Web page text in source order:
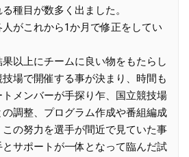
種目が数多く出ました。
がこれから1か月で修正をしてい
以上にチームに良い物をもたらし
場で開催する事が決まり、時間も
メンバーが手探り乍、国立競技場
調整、プログラム作成や番組編成
の努力を選手が間近で見ていた事
サポートが一体となって臨んだ試